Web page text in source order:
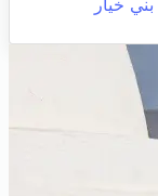
بني خيار